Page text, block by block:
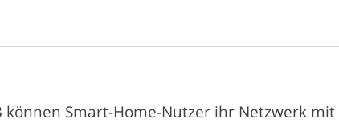
können Smart-Home-Nutzer ihr Netzwerk